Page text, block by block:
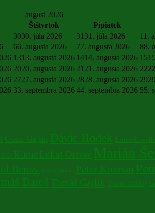
august 2026
Štštvrtok Pipiatok
3030. júla 2026 31 31. júla 2026 1 1.
66. augusta 2026 77. augusta 2026 88.
1313. augusta 2026 1414. augusta 2026 15
2020. augusta 2026 21 21. augusta 2026 22
2727. augusta 2026 2828. augusta 2026 29
33. septembra 2026 44. septembra 2026 55.
Cuco Gajlík Dávid Hodek Enrico
Kuruc Lukaš Oravec Marián
Bereza Pawel Wlosok Peter Korman
Baroš Tomáš Gajlík Vlado Máčaj